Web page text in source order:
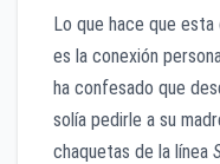
Lo que hace que
es la conexión
ha confesado que
solía pedirle a su
chaquetas de la línea